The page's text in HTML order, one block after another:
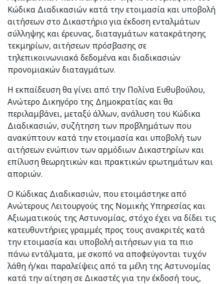
Κώδικα Διαδικασιών κατά την ετοιμασία και υποβολή
αιτήσεων στο Δικαστήριο για έκδοση ενταλμάτων
σύλληψης και έρευνας, διαταγμάτων κατακράτησης
τεκμηρίων, αιτήσεων πρόσβασης σε
τηλεπικοινωνιακά δεδομένα και διαδικασιών
προνομιακών διαταγμάτων.
Η εκπαίδευση θα γίνει από την Πολίνα Ευθυβούλου,
Ανώτερο Δικηγόρο της Δημοκρατίας και θα
περιλαμβάνει, μεταξύ άλλων, ανάλυση του Κώδικα
Διαδικασιών, συζήτηση των προβλημάτων που
ανακύπτουν κατά την ετοιμασία και υποβολή των
αιτήσεων ενώπιον των αρμόδιων Δικαστηρίων και
επίλυση θεωρητικών και πρακτικών ερωτημάτων και
αποριών.
Ο Κώδικας Διαδικασιών, που ετοιμάστηκε από
Ανώτερους Λειτουργούς της Νομικής Υπηρεσίας και
Αξιωματικούς της Αστυνομίας, στόχο έχει να δίδει τις
κατευθυντήριες γραμμές προς τους ανακριτές κατά
την ετοιμασία και υποβολή αιτήσεων για τα πιο
πάνω εντάλματα, με σκοπό να αποφεύγονται τυχόν
λάθη ή/και παραλείψεις από τα μέλη της Αστυνομίας
κατά την αίτηση σε Δικαστές για την έκδοσή τους,